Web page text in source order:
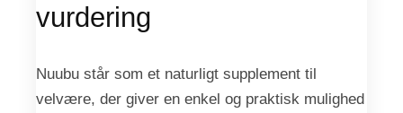
vurdering
Nuubu står som et naturligt supplement til
velvære, der giver en enkel og praktisk mulighed